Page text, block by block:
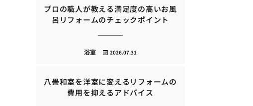
プロの職人が教える満足度の高いお風
呂リフォームのチェックポイント
2026.07.31
浴室
八畳和室を洋室に変えるリフォームの
費用を抑えるアドバイス